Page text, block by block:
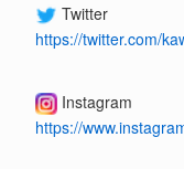
Twitter
https://twitter.com/
Instagram
https://